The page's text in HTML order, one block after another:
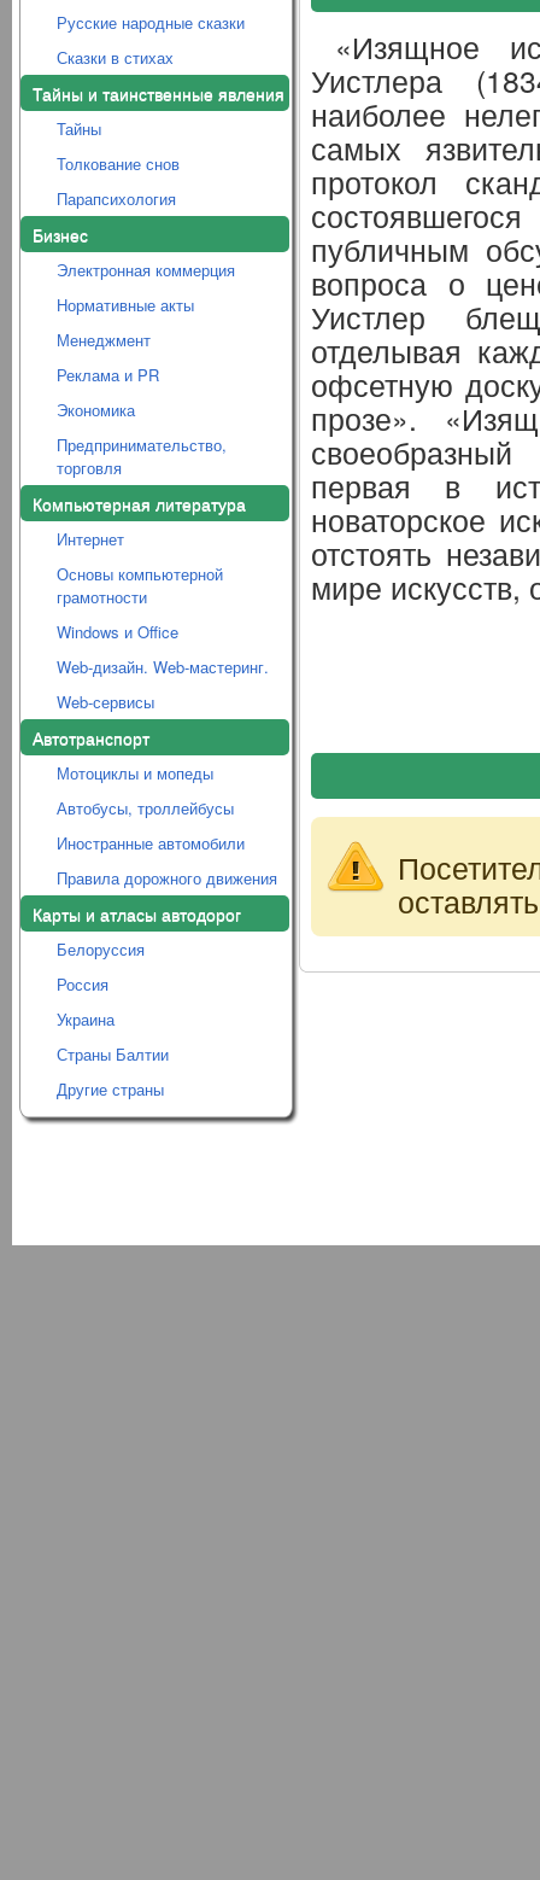
Русские народные сказки
Сказки в стихах
Тайны и таинственные явления
Тайны
Толкование снов
Парапсихология
Бизнес
Электронная коммерция
Нормативные акты
Менеджмент
Реклама и PR
Экономика
Предпринимательство,
торговля
Компьютерная литература
Интернет
Основы компьютерной
грамотности
Windows и Office
Web-дизайн. Web-мастеринг.
Web-сервисы
Автотранспорт
Мотоциклы и мопеды
Автобусы, троллейбусы
Иностранные автомобили
Правила дорожного движения
Карты и атласы автодорог
Белоруссия
Россия
Украина
Страны Балтии
Другие страны
«Изящное
Уистлера
наиболее
самых
протокол
публичным
вопроса о
Уистлер
отделывая
офсетную
прозе».
первая в
новаторское
отстоять
мире